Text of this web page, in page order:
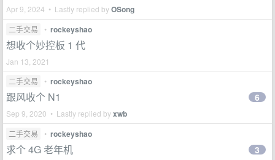
Apr 9, 2024 • Lastly replied byOSong
二手交易 • rockeyshao
想收个妙控板 1 代
Jan 13, 2021
二手交易
• rockeyshao
跟风收个 N1
Sep 9, 2020 • Lastly replied byxwb
6
二手交易 • rockeyshao
求个 4G 老年机 3